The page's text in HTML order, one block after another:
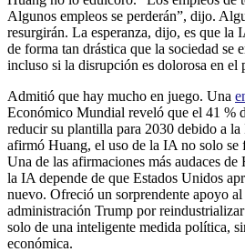
Algunos empleos se perderán”, dijo.
resurgirán. La esperanza, dijo, es que la
de forma tan drástica que la sociedad se
incluso si la disrupción es dolorosa en el
Admitió que hay mucho en juego. Una
Económico Mundial reveló que el 41 %
reducir su plantilla para 2030 debido a
afirmó Huang, el uso de la IA no solo se
Una de las afirmaciones más audaces
la IA depende de que Estados Unidos
nuevo. Ofreció un sorprendente apoyo al
administración Trump por
solo de una inteligente medida política,
económica.